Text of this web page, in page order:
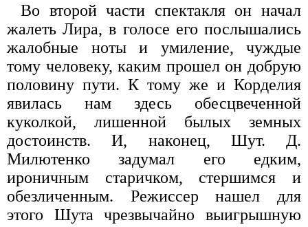
Во второй части спектакля он начал
жалеть Лира, в голосе его послышались
жалобные ноты и умиление, чуждые
тому человеку, каким прошел он добрую
половину пути. К тому же и Корделия
явилась нам здесь обесцвеченной
куколкой, лишенной былых земных
достоинств. И, наконец, Шут. Д.
Милютенко задумал его едким,
ироничным старичком, стершимся и
обезличенным. Режиссер нашел для
этого Шута чрезвычайно выигрышную